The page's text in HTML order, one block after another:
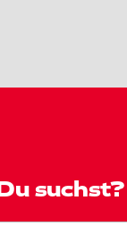
suchst?